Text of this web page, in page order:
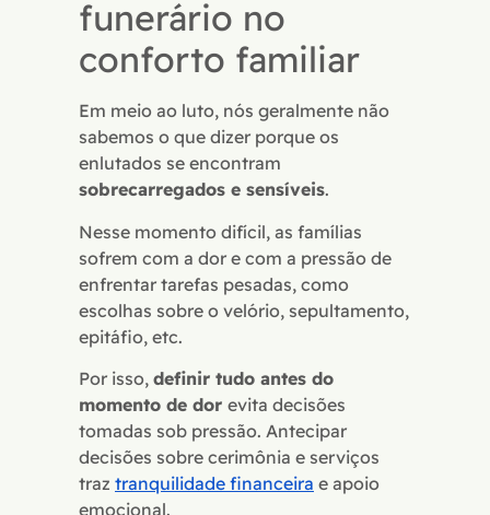
funerário no
conforto familiar
Em meio ao luto, nós geralmente não
sabemos o que dizer porque os
enlutados se encontram
sobrecarregados e sensíveis.
Nesse momento difícil, as famílias
sofrem com a dor e com a pressão de
enfrentar tarefas pesadas, como
escolhas sobre o velório, sepultamento,
epitáfio, etc.
Por isso, definir tudo antes do
momento de dor evita decisões
tomadas sob pressão. Antecipar
decisões sobre cerimônia e serviços
traz tranquilidade financeira e apoio
emocional.